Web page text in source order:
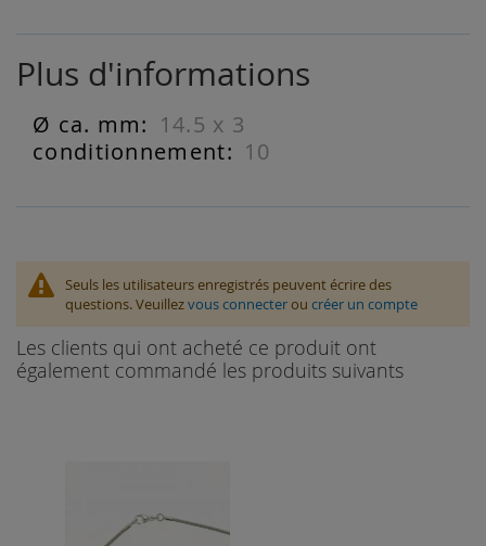
Plus d'informations
Plus
d'informations
14.5 x 3
10
Seuls les utilisateurs enregistrés peuvent écrire des
questions. Veuillezvous connecterou créer un compte
Les clients qui ont acheté ce produit ont
également commandé les produits suivants